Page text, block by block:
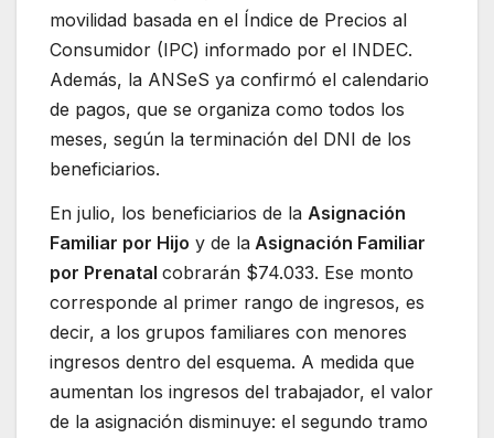
movilidad basada en el Índice de Precios al
Consumidor (IPC) informado por el INDEC.
Además, la ANSeS ya confirmó el calendario
de pagos, que se organiza como todos los
meses, según la terminación del DNI de los
beneficiarios.
En julio, los beneficiarios de la Asignación
Familiar por Hijo y de la Asignación Familiar
por Prenatal cobrarán $74.033. Ese monto
corresponde al primer rango de ingresos, es
decir, a los grupos familiares con menores
ingresos dentro del esquema. A medida que
aumentan los ingresos del trabajador, el valor
de la asignación disminuye: el segundo tramo